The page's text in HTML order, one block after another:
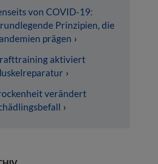
von COVID-19:
Prinzipien, die
prägen
aktiviert
verändert